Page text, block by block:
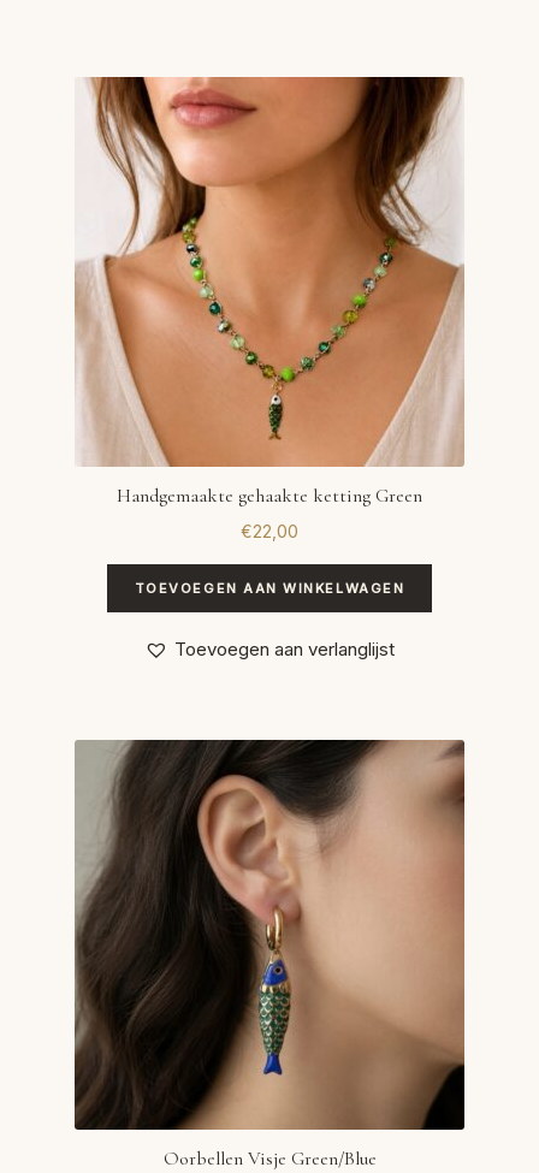
Handgemaakte gehaakte ketting Green
€22,00
TOEVOEGEN AAN WINKELWAGEN
Toevoegen aan verlanglijst
Oorbellen Visje Green/Blue